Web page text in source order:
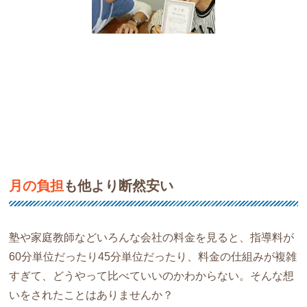
月の負担 も他より断然安い
塾や家庭教師などいろんな会社の料金を見ると、指導料が
60分単位だったり45分単位だったり、料金の仕組みが複雑
すぎて、どうやって比べていいのかわからない。そんな想
いをされたことはありませんか？